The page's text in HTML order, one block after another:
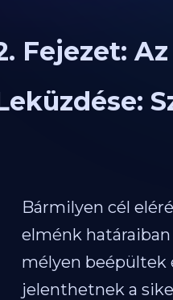
Fejezet:
Bármilyen cél
elménk
mélyen beépültek
jelenthetnek a